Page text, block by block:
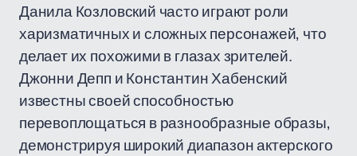
Данила Козловский часто играют роли
харизматичных и сложных персонажей, что
делает их похожими в глазах зрителей.
Джонни Депп и Константин Хабенский
известны своей способностью
перевоплощаться в разнообразные образы,
демонстрируя широкий диапазон актерского